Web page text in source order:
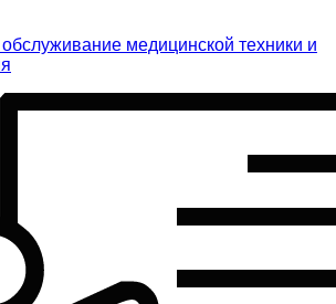
медицинской техники и